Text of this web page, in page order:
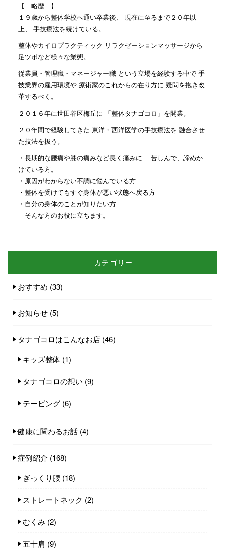
【 略歴 】
１９歳から整体学校へ通い卒業後、 現在に至るまで２０年以
上、 手技療法を続けている。
整体やカイロプラクティック リラクゼーションマッサージから
足ツボなど様々な業態。
従業員・管理職・マネージャー職 という立場を経験する中で 手
技業界の雇用環境や 療術家のこれからの在り方に 疑問を抱き改
革するべく。
２０１６年に世田谷区梅丘に 「整体タナゴコロ」を開業。
２０年間で経験してきた 東洋・西洋医学の手技療法を 融合させ
た技法を扱う。
・長期的な腰痛や膝の痛みなど長く痛みに 苦しんで、諦めか
けている方。
・原因がわからない不調に悩んでいる方
・整体を受けてもすぐ身体が悪い状態へ戻る方
・自分の身体のことが知りたい方
そんな方のお役に立ちます。
カテゴリー
おすすめ (33)
お知らせ (5)
タナゴコロはこんなお店 (46)
キッズ整体 (1)
タナゴコロの想い (9)
テーピング (6)
健康に関わるお話 (4)
症例紹介 (168)
ぎっくり腰 (18)
ストレートネック (2)
むくみ (2)
五十肩 (9)